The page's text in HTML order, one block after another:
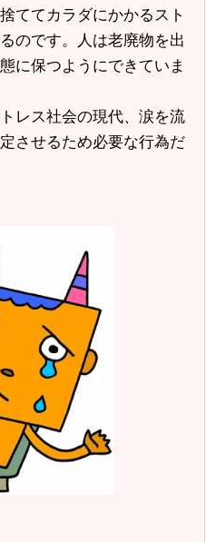
ててカラダにかかるスト
のです。人は老廃物を出
に保つようにできていま
レス社会の現代、涙を流
させるため必要な行為だ